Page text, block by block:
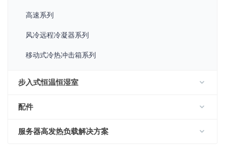
高速系列
风冷远程冷凝器系列
移动式冷热冲击箱系列
步入式恒温恒湿室
配件
服务器高发热负载解决方案